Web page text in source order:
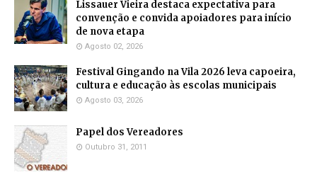
Lissauer Vieira destaca expectativa para
convenção e convida apoiadores para início
de nova etapa
Agosto 02, 2026
Festival Gingando na Vila 2026 leva capoeira,
cultura e educação às escolas municipais
Agosto 03, 2026
Papel dos Vereadores
Outubro 31, 2011